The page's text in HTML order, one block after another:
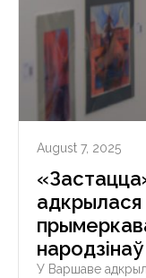
August 7, 2025
адкрылася
У Варшаве